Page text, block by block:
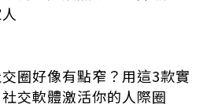
圈好像有點窄？用這3款實
交軟體激活你的人際圈